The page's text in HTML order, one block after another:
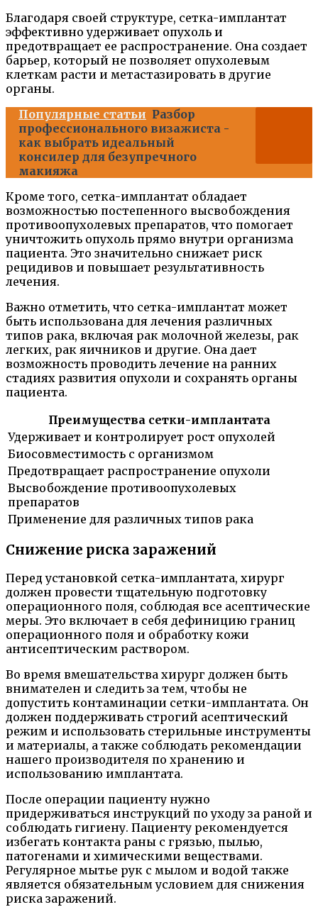
Благодаря своей структуре, сетка-имплантат
эффективно удерживает опухоль и
предотвращает ее распространение. Она создает
барьер, который не позволяет опухолевым
клеткам расти и метастазировать в другие
органы.
Популярные статьи Разбор
профессионального визажиста -
как выбрать идеальный
консилер для безупречного
макияжа
Кроме того, сетка-имплантат обладает
возможностью постепенного высвобождения
противоопухолевых препаратов, что помогает
уничтожить опухоль прямо внутри организма
пациента. Это значительно снижает риск
рецидивов и повышает результативность
лечения.
Важно отметить, что сетка-имплантат может
быть использована для лечения различных
типов рака, включая рак молочной железы, рак
легких, рак яичников и другие. Она дает
возможность проводить лечение на ранних
стадиях развития опухоли и сохранять органы
пациента.
Преимущества сетки-имплантата
Удерживает и контролирует рост опухолей
Биосовместимость с организмом
Предотвращает распространение опухоли
Высвобождение противоопухолевых
препаратов
Применение для различных типов рака
Снижение риска заражений
Перед установкой сетка-имплантата, хирург
должен провести тщательную подготовку
операционного поля, соблюдая все асептические
меры. Это включает в себя дефиницию границ
операционного поля и обработку кожи
антисептическим раствором.
Во время вмешательства хирург должен быть
внимателен и следить за тем, чтобы не
допустить контаминации сетки-имплантата. Он
должен поддерживать строгий асептический
режим и использовать стерильные инструменты
и материалы, а также соблюдать рекомендации
нашего производителя по хранению и
использованию имплантата.
После операции пациенту нужно
придерживаться инструкций по уходу за раной и
соблюдать гигиену. Пациенту рекомендуется
избегать контакта раны с грязью, пылью,
патогенами и химическими веществами.
Регулярное мытье рук с мылом и водой также
является обязательным условием для снижения
риска заражений.